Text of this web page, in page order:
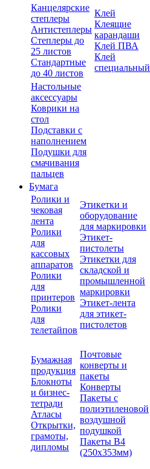
Канцелярские
степлеры
Антистеплеры
Степлеры до
25 листов
Стандартные
до 40 листов
Клей
Клеящие
карандаши
Клей ПВА
Клей
специальный
Настольные
аксессуары
Коврики на
стол
Подставки с
наполнением
Подушки для
смачивания
пальцев
Бумага
Ролики и
чековая
лента
Ролики
для
кассовых
аппаратов
Ролики
для
принтеров
Ролики
для
телетайпов
Этикетки и
оборудование
для маркировки
Этикет-
пистолеты
Этикетки для
складской и
промышленной
маркировки
Этикет-лента
для этикет-
пистолетов
Бумажная
продукция
Блокноты
и бизнес-
тетради
Атласы
Открытки,
грамоты,
дипломы
Почтовые
конверты и
пакеты
Конверты
Пакеты с
полиэтиленовой
воздушной
подушкой
Пакеты В4
(250х353мм)